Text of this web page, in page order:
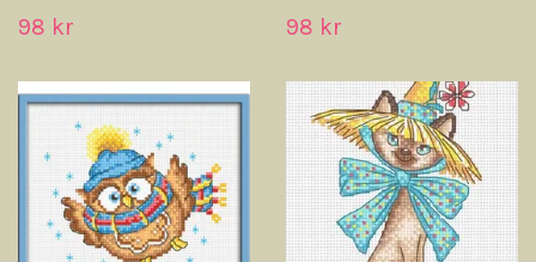
98 kr 98 kr